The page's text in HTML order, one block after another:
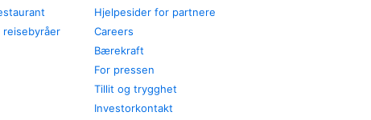
reisebyråer
Hjelpesider for partnere
Careers
Bærekraft
For pressen
Tillit og trygghet
Investorkontakt